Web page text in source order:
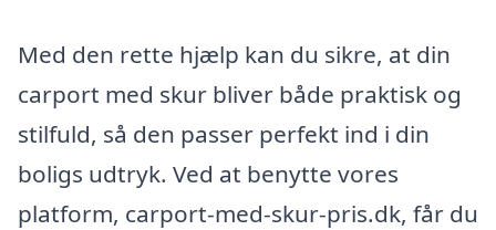
Med den rette hjælp kan du sikre, at din
carport med skur bliver både praktisk og
stilfuld, så den passer perfekt ind i din
boligs udtryk. Ved at benytte vores
platform, carport-med-skur-pris.dk, får du